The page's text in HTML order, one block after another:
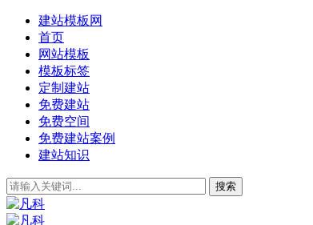
建站模板网
首页
网站模板
模板标签
定制建站
免费建站
免费空间
免费建站案例
建站知识